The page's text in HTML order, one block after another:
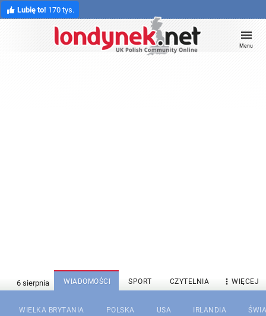
Lubię to! 170 tys.
Menu
WIADOMOŚCI SPORT CZYTELNIA  WIĘCEJ
WIELKA BRYTANIA POLSKA USA IRLANDIA